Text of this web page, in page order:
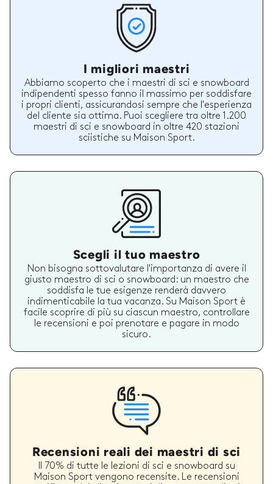
I migliori maestri
Abbiamo scoperto che i maestri di sci e snowboard
indipendenti spesso fanno il massimo per soddisfare
i propri clienti, assicurandosi sempre che l'esperienza
del cliente sia ottima. Puoi scegliere tra oltre 1.200
maestri di sci e snowboard in oltre 420 stazioni
sciistiche su Maison Sport.
Scegli il tuo maestro
Non bisogna sottovalutare l'importanza di avere il
giusto maestro di sci o snowboard: un maestro che
soddisfa le tue esigenze renderà davvero
indimenticabile la tua vacanza. Su Maison Sport è
facile scoprire di più su ciascun maestro, controllare
le recensioni e poi prenotare e pagare in modo
sicuro.
Recensioni reali dei maestri di sci
Il 70% di tutte le lezioni di sci e snowboard su
Maison Sport vengono recensite. Le recensioni